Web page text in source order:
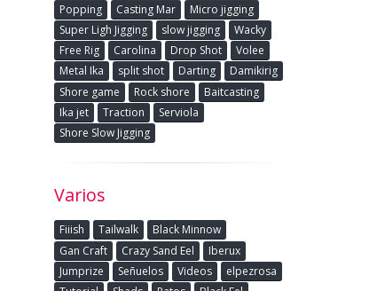
Popping
Casting Mar
Micro jigging
Super Ligh Jigging
slow jigging
Wacky
Free Rig
Carolina Drop Shot
Volee
Metal Ika
split shot Darting
Damikirig
Shore game
Rock shore
Baitcasting
Ika jet
Traction
Serviola
Shore Slow Jigging
Varios
Fiiish Tailwalk
Black Minnow
Gan Craft
Crazy Sand Eel
Iberux
Jumprize
Señuelos Videos
elpezrosa